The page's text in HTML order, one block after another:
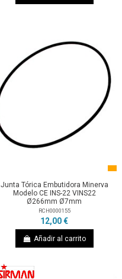
Junta Tórica Embutidora Minerva
Modelo CE INS-22 VINS22
Ø266mm Ø7mm
RCH0000155
12,00 €
Añadir al carrito